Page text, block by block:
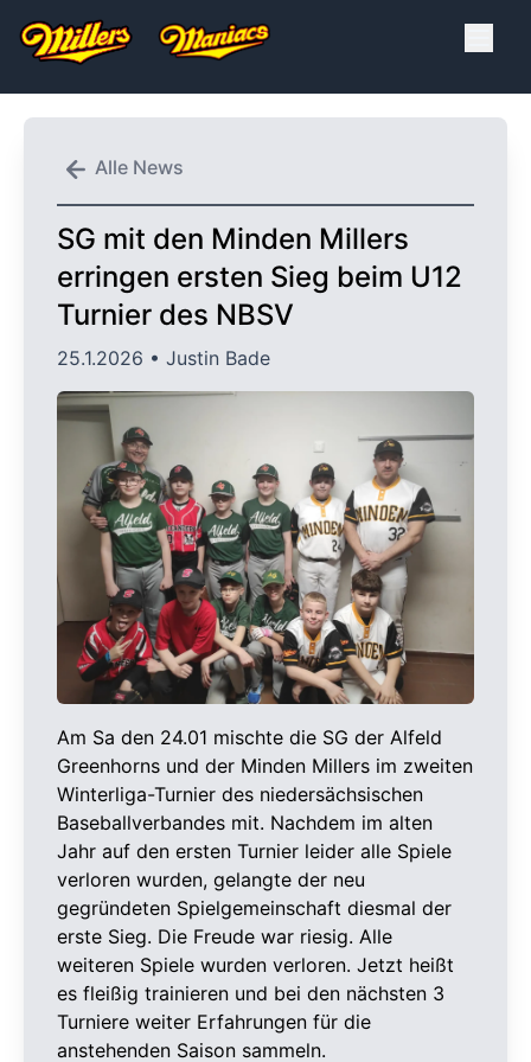
Alle News
SG mit den Minden Millers
erringen ersten Sieg beim U12
Turnier des NBSV
25.1.2026 • Justin Bade
Am Sa den 24.01 mischte die SG der Alfeld
Greenhorns und der Minden Millers im zweiten
Winterliga-Turnier des niedersächsischen
Baseballverbandes mit. Nachdem im alten
Jahr auf den ersten Turnier leider alle Spiele
verloren wurden, gelangte der neu
gegründeten Spielgemeinschaft diesmal der
erste Sieg. Die Freude war riesig. Alle
weiteren Spiele wurden verloren. Jetzt heißt
es fleißig trainieren und bei den nächsten 3
Turniere weiter Erfahrungen für die
anstehenden Saison sammeln.